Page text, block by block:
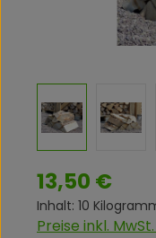
Regulärer Preis:
13,50 €
Inhalt: 10
Preise inkl.